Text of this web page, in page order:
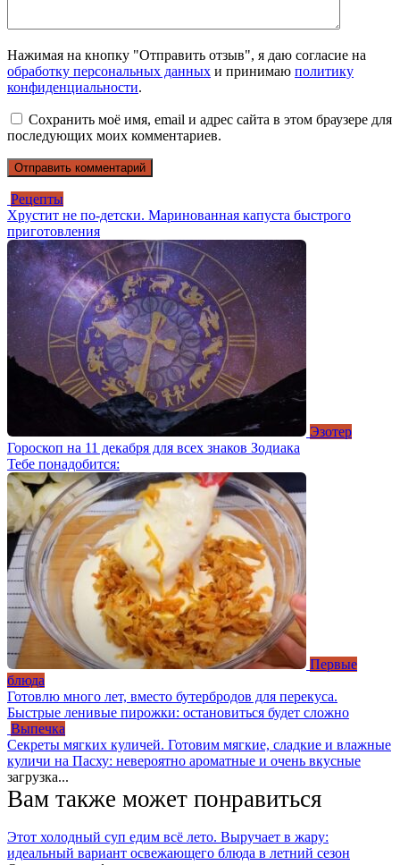
Нажимая на кнопку "Отправить отзыв", я даю согласие на
обработку персональных данных и принимаю политику
конфиденциальности.
Сохранить моё имя, email и адрес сайта в этом браузере для
последующих моих комментариев.
Рецепты
Хрустит не по-детски. Маринованная капуста быстрого
приготовления
Эзотер
Гороскоп на 11 декабря для всех знаков Зодиака
Тебе понадобится:
Первые
блюда
Готовлю много лет, вместо бутербродов для перекуса.
Быстрые ленивые пирожки: остановиться будет сложно
Выпечка
Секреты мягких куличей. Готовим мягкие, сладкие и влажные
куличи на Пасху: невероятно ароматные и очень вкусные
загрузка...
Вам также может понравиться
Этот холодный суп едим всё лето. Выручает в жару:
идеальный вариант освежающего блюда в летний сезон